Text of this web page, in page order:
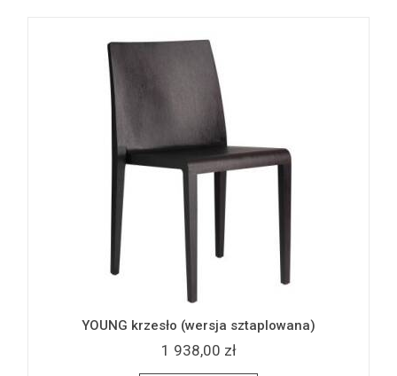
YOUNG krzesło (wersja sztaplowana)
1 938,00 zł